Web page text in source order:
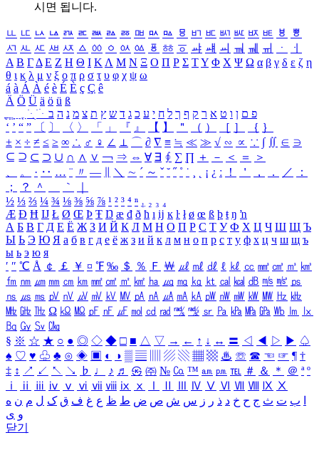
시면 됩니다.
ㅥ ㅦ ㅧ ㅨ ㅩ ㅪ ㅫ ㅬ ㅭ ㅮ ㅯ ㅰ ㅱ ㅲ ㅳ ㅴ ㅵ ㅶ ㅷ ㅸ
ㅹ
ㅺ ㅻ ㅼ ㅽ ㅾ ㅿ ㆀ ㆁ ㆂ ㆃ ㆄ ㆅ ㆆ ㆇ ㆈ ㆉ ㆊ ㆋ ㆌ ㆍ
ㆎ
Α Β ΓΔ Ε Ζ Η Θ Ι ΚΛ Μ Ν Ξ Ο Π Ρ Σ ΤΥ Φ Χ Ψ Ω α β γ δ ε ζ η
θ ι κ λ μ ν ξ ο π ρ σ τ υ φ χ ψ ω
á à Á À é è É È ç Ç ê
Ä Ö Ü ä ö ü ß
ִֶֹ ֻּ ׁׂ פ ם ן ו ט א ר ק ף ך ל ח י ע כ ג ד ש ץ ת צ מ נ ה ב
‘ ’ “ ” 〔 〕 〈 〉 「 」 『 』 【 】 ＂ （ ） ［ ］ ｛ ｝
± × ÷ ≠ ≤ ≥ ∞ ∴ ♂ ♀ ∠ ⊥ ⌒ ∂ ∇ ≡ ≒ ≪ ≫ √ ∽ ∝ ∵ ∫ ∬ ∈ ∋
⊆ ⊇ ⊂ ⊃ ∪ ∩ ∧ ∨ ￢ ⇒ ⇔ ∀ ∃ ∮ ∑ ∏ ＋ － ＜ ＝
＞
、
。 · ‥ … ¨ 〃 ― ＼ ∼ ´ ～ ˇ ˘ ˝ ˚ ˙ ¸ ¡ ¿ ː ！ ＇ ， ． ／
：
；
？ ＾ ｀
½ ⅓ ⅔ ¼ ¾ ⅛ ⅜ ⅝ ⅞ ¹ ² ³ ⁴ ⁿ ₁ ₂ ₃ ₄
Æ Ð Ħ Ĳ Ł Ø Œ Þ Ŧ Ŋ æ đ ð ħ ı ĳ ĸ ŀ ł ø œ ß þ ŧ ŋ ŉ
А Б В Г Д Е Ё Ж З И Й К Л М Н О П Р С Т У Ф Х Ц Ч Ш Щ Ъ
Ы Ь Э Ю Я а б в г д е ё ж з и й к л м н о п р с т у ф х ц ч ш щ ъ
ы ь э ю я
′ ″ ℃ Å ￠ ￡ ￥ ¤ ℉ ‰ ＄ ％ Ｆ ￦ ㎕ ㎖ ㎗ ℓ ㎘ ㏄ ㎣ ㎤ ㎥ ㎦
㎙ ㎚ ㎛ ㎜ ㎝ ㎞ ㎟ ㎠ ㎡ ㎢ ㏊ ㎍ ㎎ ㎏ ㏏ ㎈ ㎉ ㏈ ㎧ ㎨ ㎰
㎱ ㎲ ㎳ ㎴ ㎵ ㎶ ㎷ ㎸ ㎹ ㎀ ㎁ ㎂ ㎃ ㎄ ㎺ ㎻ ㎽ ㎾ ㎿ ㎐ ㎑
㎒ ㎓ ㎔ Ω ㏀ ㏁ ㎊ ㎋ ㎌ ㏖ ㏅ ㎭ ㎮ ㎯ ㏛ ㎩ ㎪ ㎫ ㎬ ㏝ ㏐
㏓
㏃ ㏉ ㏜ ㏆
§ ※ ☆ ★ ○ ● ◎ ◇ ◆ □ ■ △ ▽ → ← ↑ ↓ ↔ 〓 ◁ ◀ ▷ ▶ ♤
♠ ♡ ♥ ♧ ♣ ⊙ ◈ ▣ ◐ ◑ ▒ ▤ ▨ ▧ ▦ ▩ ♨ ☏ ☎ ☜ ☞ ¶ †
‡ ↕ ↗ ↙ ↖ ↘ ♭ ♩ ♪ ♬ ㉿ ㈜ № ㏇ ™ ㏂ ㏘ ℡ ＃ ＆ ＊ ＠ ª º
ⅰ
ⅱ ⅲ ⅳ ⅴ ⅵ ⅶ ⅷ ⅸ ⅹ Ⅳ Ⅴ Ⅵ Ⅶ Ⅷ Ⅸ Ⅹ
ب ت ث ج ح خ د ذ ر ز س ش ص ض ط ظ ع غ ف ق ک ل م ن ه
و ی
닫기